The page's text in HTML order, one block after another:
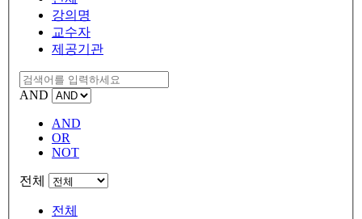
강의명
교수자
제공기관
AND
AND
OR
NOT
전체
전체